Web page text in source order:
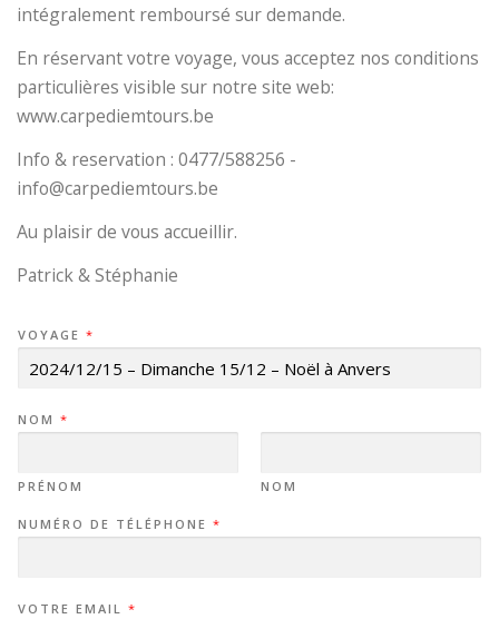
intégralement remboursé sur demande.
En réservant votre voyage, vous acceptez nos conditions
particulières visible sur notre site web:
www.carpediemtours.be
Info & reservation : 0477/588256 -
info@carpediemtours.be
Au plaisir de vous accueillir.
Patrick & Stéphanie
VOYAGE *
NOM *
PRÉNOM NOM
NUMÉRO DE TÉLÉPHONE *
VOTRE EMAIL *